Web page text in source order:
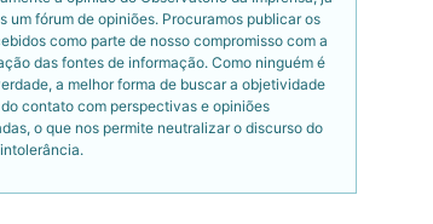
um fórum de opiniões. Procuramos publicar os
como parte de nosso compromisso com a
das fontes de informação. Como ninguém é
a melhor forma de buscar a objetividade
contato com perspectivas e opiniões
o que nos permite neutralizar o discurso do